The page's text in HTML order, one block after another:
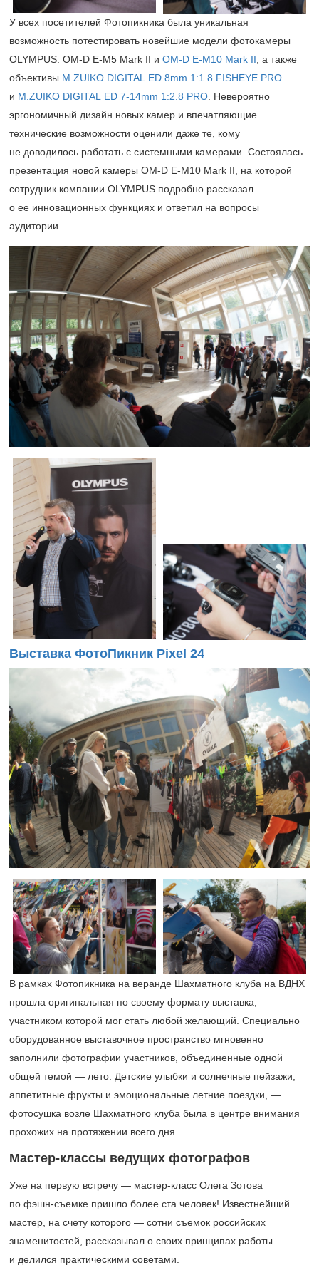
У всех посетителей Фотопикника была уникальная
возможность потестировать новейшие модели фотокамеры
OLYMPUS: OM-D E-M5 Mark II и OM-D E-M10 Mark II, а также
объективы M.ZUIKO DIGITAL ED 8mm 1:1.8 FISHEYE PRO
и M.ZUIKO DIGITAL ED 7‑14mm 1:2.8 PRO. Невероятно
эргономичный дизайн новых камер и впечатляющие
технические возможности оценили даже те, кому
не доводилось работать с системными камерами. Состоялась
презентация новой камеры OM-D E-M10 Mark II, на которой
сотрудник компании OLYMPUS подробно рассказал
о ее инновационных функциях и ответил на вопросы
аудитории.
Выставка ФотоПикник Pixel 24
В рамках Фотопикника на веранде Шахматного клуба на ВДНХ
прошла оригинальная по своему формату выставка,
участником которой мог стать любой желающий. Специально
оборудованное выставочное пространство мгновенно
заполнили фотографии участников, объединенные одной
общей темой — лето. Детские улыбки и солнечные пейзажи,
аппетитные фрукты и эмоциональные летние поездки, —
фотосушка возле Шахматного клуба была в центре внимания
прохожих на протяжении всего дня.
Мастер-классы ведущих фотографов
Уже на первую встречу — мастер-класс Олега Зотова
по фэшн-съемке пришло более ста человек! Известнейший
мастер, на счету которого — сотни съемок российских
знаменитостей, рассказывал о своих принципах работы
и делился практическими советами.